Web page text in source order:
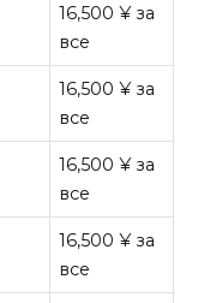
16,500 ¥ за
все
16,500 ¥ за
все
16,500 ¥ за
все
16,500 ¥ за
все